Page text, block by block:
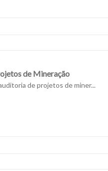
de Mineração
de projetos de miner...